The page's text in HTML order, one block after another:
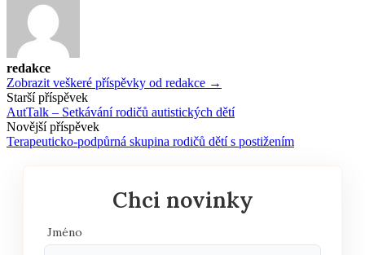
redakce
Zobrazit veškeré příspěvky od redakce →
Navigace
příspěvku
Starší příspěvek
AutTalk – Setkávání rodičů autistických dětí
Novější příspěvek
Terapeuticko-podpůrná skupina rodičů dětí s postižením
Chci novinky
Jméno